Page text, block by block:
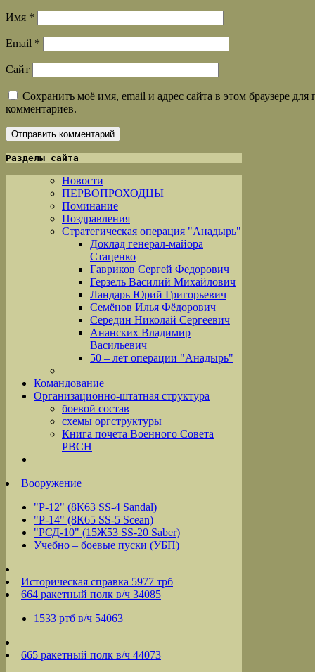
Имя *
Email *
Сайт
Сохранить моё имя, email и адрес сайта в этом браузере
комментариев.
Разделы сайта
Новости
ПЕРВОПРОХОДЦЫ
Поминание
Поздравления
Стратегическая операция "Анадырь"
Доклад генерал-майора
Стаценко
Гавриков Сергей Федорович
Герзель Василий Михайлович
Ландарь Юрий Григорьевич
Семёнов Илья Фёдорович
Середин Николай Сергеевич
Ананских Владимир
Васильевич
50 – лет операции "Анадырь"
Командование
Организационно-штатная структура
боевой состав
схемы оргструктуры
Книга почета Военного Совета
РВСН
Вооружение
"Р-12" (8К63 SS-4 Sandal)
"Р-14" (8К65 SS-5 Scean)
"РСД-10" (15Ж53 SS-20 Saber)
Учебно – боевые пуски (УБП)
Историческая справка 5977 трб
664 ракетный полк в/ч 34085
1533 ртб в/ч 54063
665 ракетный полк в/ч 44073